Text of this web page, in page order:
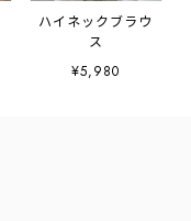
ハイネックブラウ
ス
¥5,980